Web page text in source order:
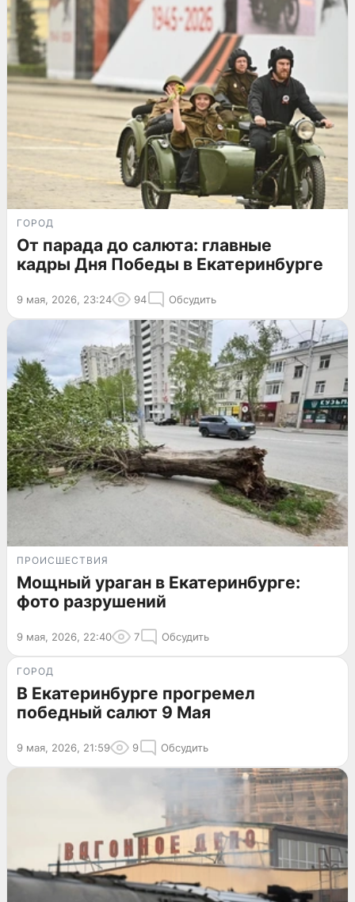
ГОРОД
От парада до салюта: главные
кадры Дня Победы в Екатеринбурге
9 мая, 2026, 23:24 94 Обсудить
ПРОИСШЕСТВИЯ
Мощный ураган в Екатеринбурге:
фото разрушений
9 мая, 2026, 22:40 7 Обсудить
ГОРОД
В Екатеринбурге прогремел
победный салют 9 Мая
9 мая, 2026, 21:59 9 Обсудить